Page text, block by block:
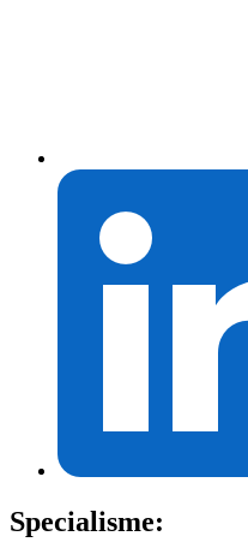
Specialisme: